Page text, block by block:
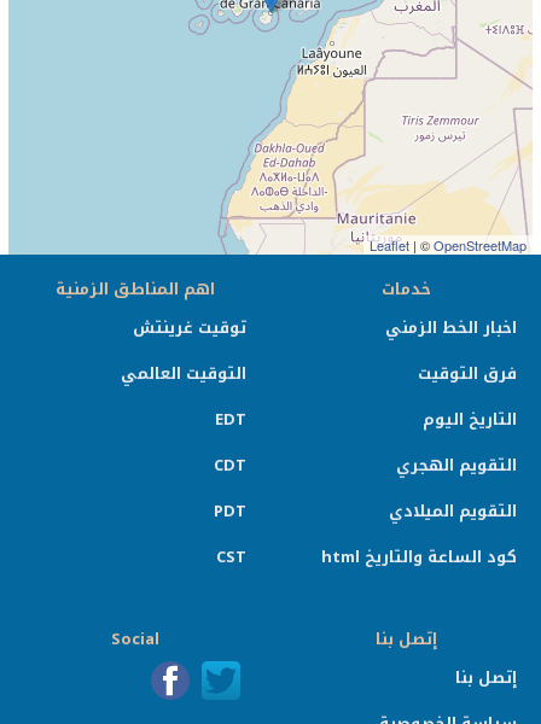
Leaflet | ©OpenStreetMap
خدمات
اخبار الخط الزمني
فرق التوقيت
التاريخ اليوم
التقويم الهجري
التقويم الميلادي
كود الساعة والتاريخ html
اهم المناطق الزمنية
توقيت غرينتش
التوقيت العالمي
EDT
CDT
PDT
CST
إتصل بنا
إتصل بنا
Social